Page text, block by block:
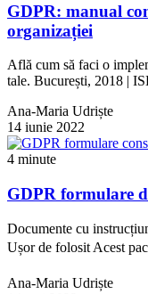
GDPR: manual
organizației
Află cum să faci o
tale. București, 2018 |
Ana-Maria Udriște
14 iunie 2022
4 minute
GDPR formulare
Documente cu
Ușor de folosit Acest
Ana-Maria Udriște